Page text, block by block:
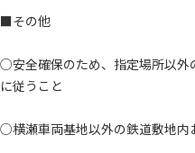
■その他
○安全確保のため、指定場所以外
に従うこと
○横瀬車両基地以外の鉄道敷地内